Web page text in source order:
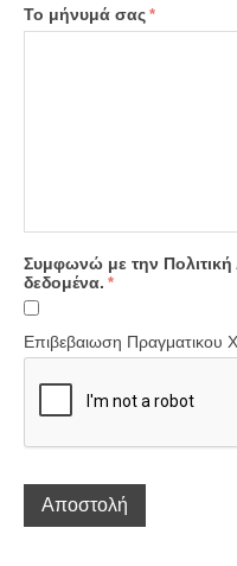
Το μήνυμά σας
Συμφωνώ με την
δεδομένα.
Επιβεβαιωση Πραγματικου
Αποστολή